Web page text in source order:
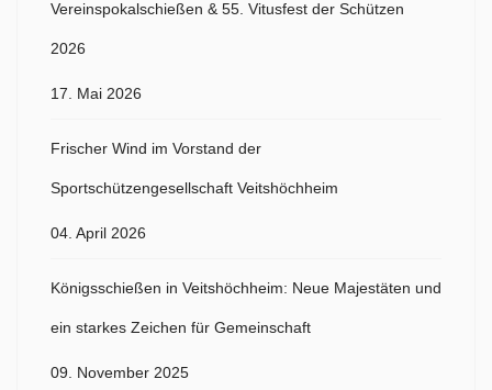
Vereinspokalschießen & 55. Vitusfest der Schützen
2026
17. Mai 2026
Frischer Wind im Vorstand der
Sportschützengesellschaft Veitshöchheim
04. April 2026
Königsschießen in Veitshöchheim: Neue Majestäten und
ein starkes Zeichen für Gemeinschaft
09. November 2025